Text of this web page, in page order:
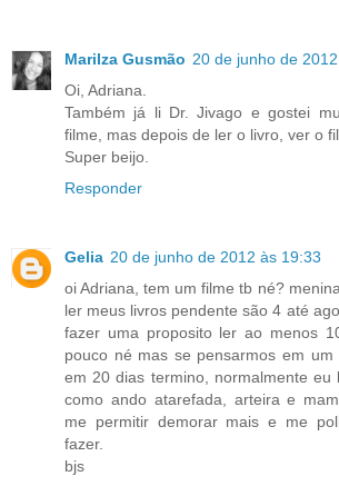
Marilza Gusmão 20 de junho de
Oi, Adriana.
Também já li Dr. Jivago e gostei
filme, mas depois de ler o livro, ver o
Super beijo.
Responder
Gelia 20 de junho de 2012 às 19:33
oi Adriana, tem um filme tb né?
ler meus livros pendente são 4 até
fazer uma proposito ler ao menos
pouco né mas se pensarmos em
em 20 dias termino, normalmente eu
como ando atarefada, arteira e
me permitir demorar mais e me
fazer.
bjs